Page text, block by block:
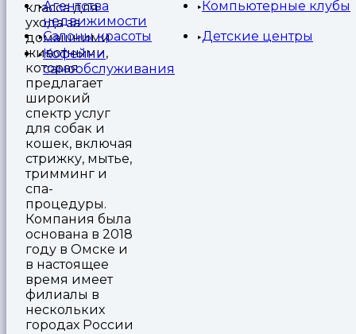
Агентства
недвижимости
Компьютерные клубы
Салоны красоты
Детские центры
Кофейни
самообслуживания
класса для
ухода за
домашними
животными,
которая
предлагает
широкий
спектр услуг
для собак и
кошек, включая
стрижку, мытье,
тримминг и
спа-
процедуры.
Компания была
основана в 2018
году в Омске и
в настоящее
время имеет
филиалы в
нескольких
городах России